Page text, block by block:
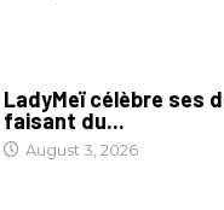
LadyMeï célèbre ses
faisant du...
August 3, 2026